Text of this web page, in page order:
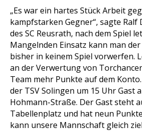
„Es war ein hartes Stück Arbeit
kampfstarken Gegner“, sagte
des SC Reusrath, nach dem Spiel
Mangelnden Einsatz kann man
bisher in keinem Spiel vorwerfen.
an der Verwertung von
Team mehr Punkte auf dem
der TSV Solingen um 15 Uhr Gast
Hohmann-Straße. Der Gast steht
Tabellenplatz und hat neun
kann unsere Mannschaft gleich